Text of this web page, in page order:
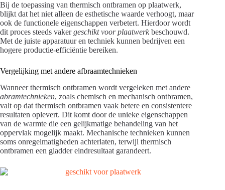
Bij de toepassing van thermisch ontbramen op plaatwerk,
blijkt dat het niet alleen de esthetische waarde verhoogt, maar
ook de functionele eigenschappen verbetert. Hierdoor wordt
dit proces steeds vakergeschikt voor plaatwerkbeschouwd.
Met de juiste apparatuur en techniek kunnen bedrijven een
hogere productie-efficiëntie bereiken.
Vergelijking met andere afbraamtechnieken
Wanneer thermisch ontbramen wordt vergeleken met andere
abramtechnieken, zoals chemisch en mechanisch ontbramen,
valt op dat thermisch ontbramen vaak betere en consistentere
resultaten oplevert. Dit komt door de unieke eigenschappen
van de warmte die een gelijkmatige behandeling van het
oppervlak mogelijk maakt. Mechanische technieken kunnen
soms onregelmatigheden achterlaten, terwijl thermisch
ontbramen een gladder eindresultaat garandeert.